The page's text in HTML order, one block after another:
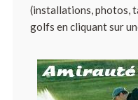
(installations, photos,
golfs en cliquant sur